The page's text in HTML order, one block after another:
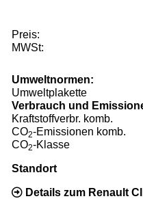
Preis:
MWSt:
Umweltnormen:
Umweltplakette
Verbrauch und
Kraftstoffverbr. komb.
CO2-Emissionen komb.
CO2-Klasse
Standort
Details zum Renault